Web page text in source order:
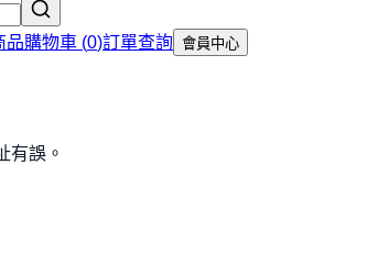
品購物車 (0)訂單查詢 會員中心
有誤。